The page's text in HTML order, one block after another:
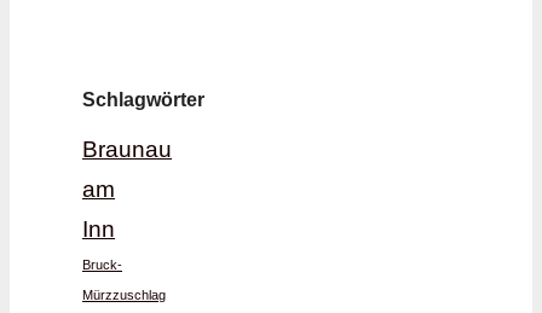
Schlagwörter
Braunau
am
Inn
Bruck-
Mürzzuschlag